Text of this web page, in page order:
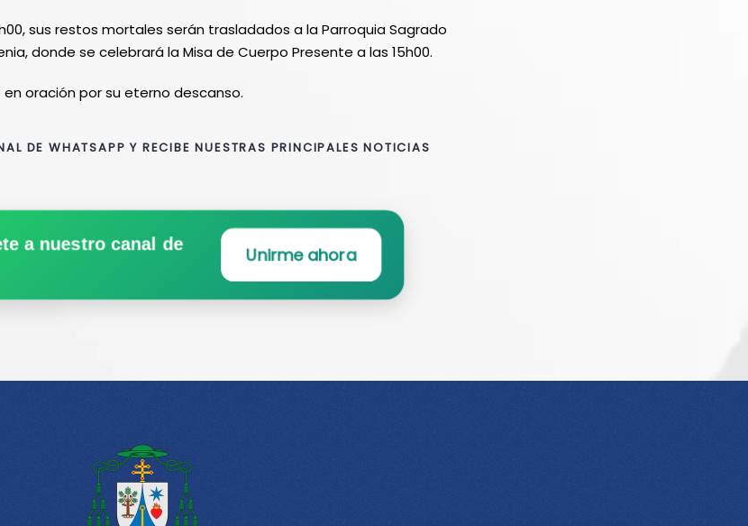
sus restos mortales serán trasladados a la Parroquia Sagrado
donde se celebrará la Misa de Cuerpo Presente a las 15h00.
oración por su eterno descanso.
DE WHATSAPP Y RECIBE NUESTRAS PRINCIPALES NOTICIAS
a nuestro canal de
Unirme ahora